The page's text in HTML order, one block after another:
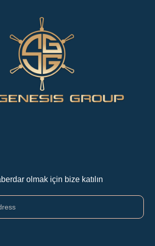
olmak için bize katılın